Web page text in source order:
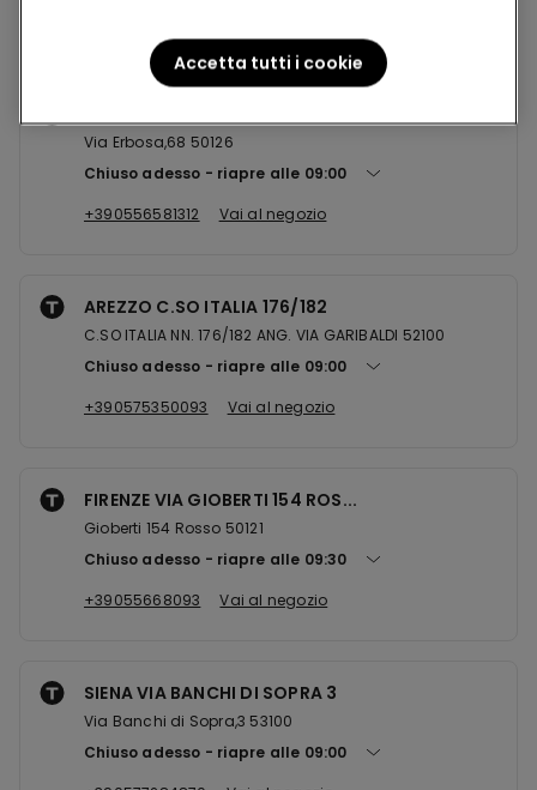
Via Erbosa,68 50126
Chiuso adesso
riapre alle 09:00
+390556581312
Vai al negozio
AREZZO C.SO ITALIA 176/182
C.SO ITALIA NN. 176/182 ANG. VIA GARIBALDI 52100
Chiuso adesso
riapre alle 09:00
+390575350093
Vai al negozio
FIRENZE VIA GIOBERTI 154 ROS...
Gioberti 154 Rosso 50121
Chiuso adesso
riapre alle 09:30
+39055668093
Vai al negozio
SIENA VIA BANCHI DI SOPRA 3
Via Banchi di Sopra,3 53100
Chiuso adesso
riapre alle 09:00
Accetta tutti i cookie